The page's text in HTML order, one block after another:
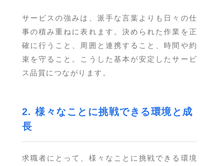
サービスの強みは、派手な言葉よりも日々の仕
事の積み重ねに表れます。決められた作業を正
確に行うこと、周囲と連携すること、時間や約
束を守ること。こうした基本が安定したサービ
ス品質につながります。
2. 様々なことに挑戦できる環境と成
長
求職者にとって、様々なことに挑戦できる環境